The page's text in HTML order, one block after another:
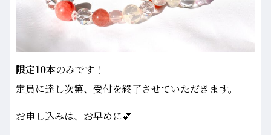
限定10本のみです！
定員に達し次第、受付を終了させていただきます。
お申し込みは、お早めに💕